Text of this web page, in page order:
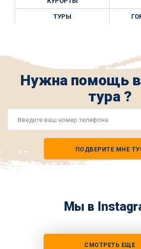
ТУРЫ
Нужна помощь
тура ?
ПОДБЕРИТЕ МНЕ
Мы в
СМОТРЕТЬ ЕЩЕ